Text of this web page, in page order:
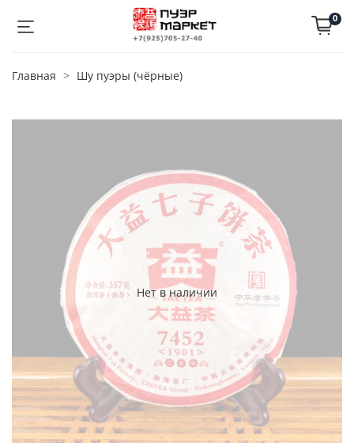
0
Главная Шу пуэры (чёрные)
Нет в наличии